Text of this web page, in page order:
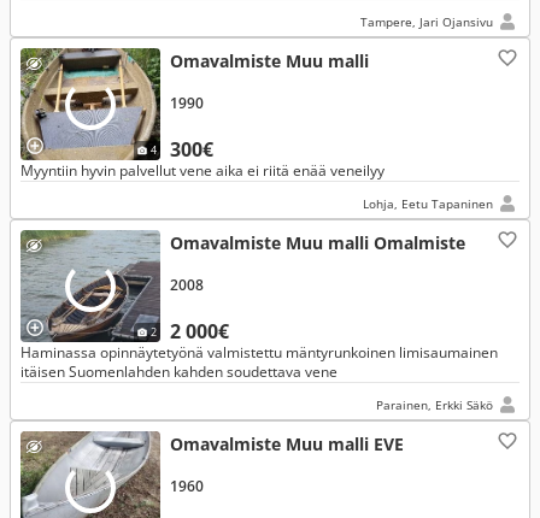
Tampere, Jari Ojansivu
4
Omavalmiste Muu malli
300€
1990
Myyntiin hyvin palvellut vene aika ei riitä enää veneilyy
Lohja, Eetu Tapaninen
2
Omavalmiste Muu malli Omalmiste
2 000€
2008
Haminassa opinnäytetyönä valmistettu mäntyrunkoinen limisaumainen
itäisen Suomenlahden kahden soudettava vene
Parainen, Erkki Säkö
Omavalmiste Muu malli EVE
1960